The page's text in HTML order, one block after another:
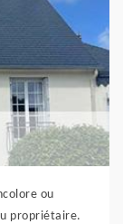
ou
propriétaire.